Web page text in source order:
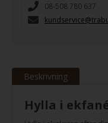
08-508 780 637
Beskrivning
Hylla i